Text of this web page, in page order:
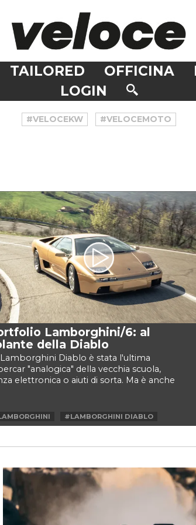
TAILORED OFFICINA
LOGIN
#VELOCEKW #VELOCEMOTO
Lamborghini/6: al
della Diablo
Lamborghini Diablo è stata l'ultima
"analogica" della vecchia scuola,
elettronica o aiuti di sorta. Ma è anche
#LAMBORGHINI DIABLO